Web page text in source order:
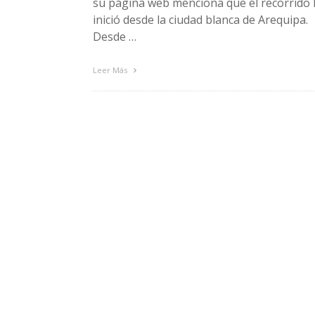
inició desde la ciudad blanca de Arequipa.
Desde …
Leer Más